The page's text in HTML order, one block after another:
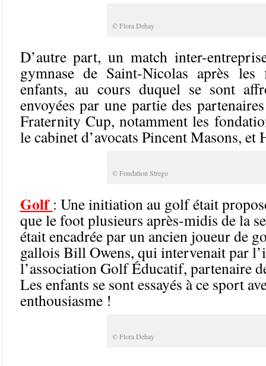
© Flora Dehay
D’autre part, un match inter-
gymnase de Saint-Nicolas après
enfants, au cours duquel se sont
envoyées par une partie des
Fraternity Cup, notamment les
le cabinet d’avocats Pincent Masons, et
© Fondation Strego
Golf : Une initiation au golf était
que le foot plusieurs après-midis de la
était encadrée par un ancien joueur de
gallois Bill Owens, qui intervenait par
l’association Golf Éducatif, partenaire
Les enfants se sont essayés à ce sport
enthousiasme !
© Flora Dehay